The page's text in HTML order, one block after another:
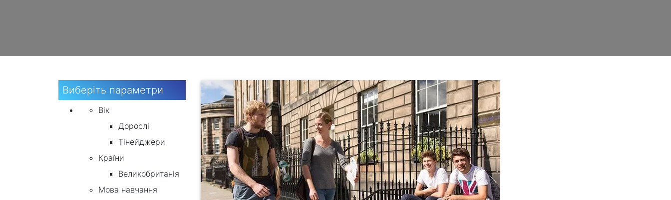
Виберіть параметри
Вік
Дорослі
Тінейджери
Країни
Великобританія
Мова навчання